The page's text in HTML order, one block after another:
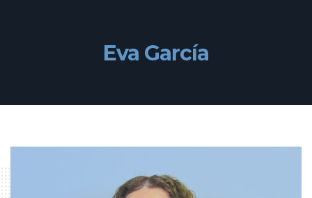
Eva García